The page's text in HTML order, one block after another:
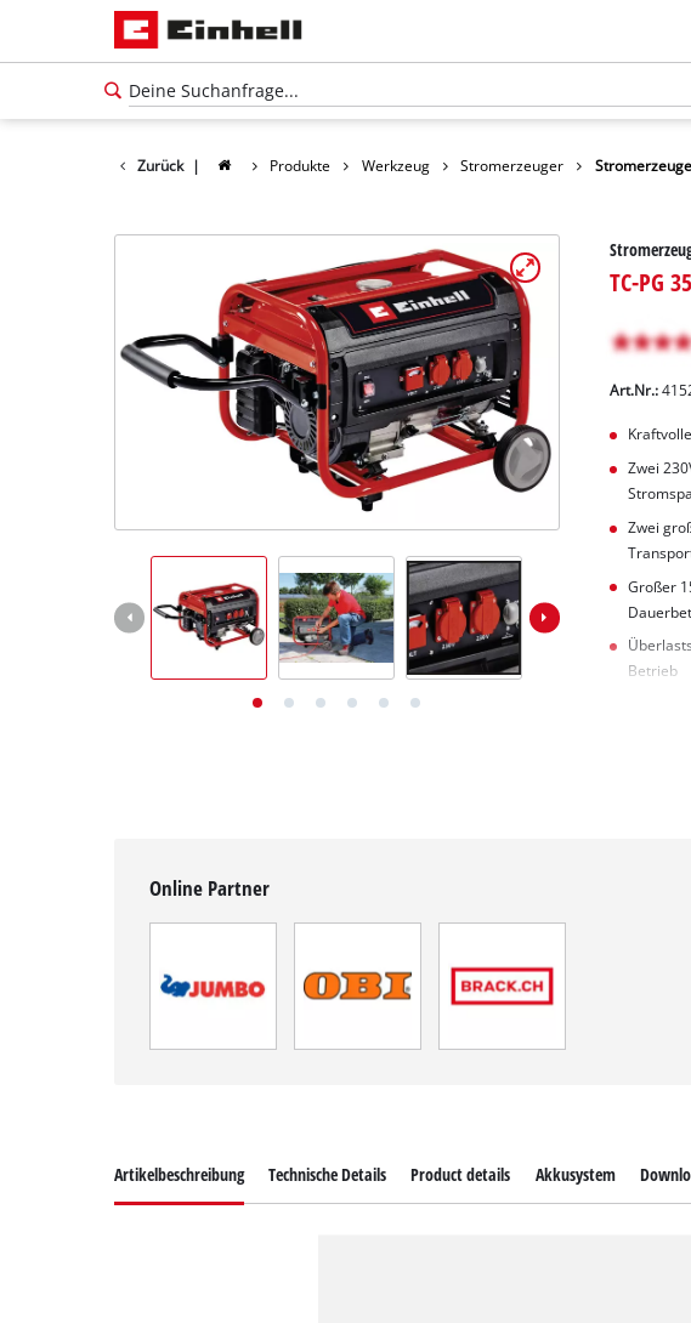
Zurück | Produkte Werkzeug Stromerzeuger
TC-PG
Art.Nr.:
Zwei
Zwei
Großer
Betrieb
Online Partner
Artikelbeschreibung Technische Details Product details Akkusystem